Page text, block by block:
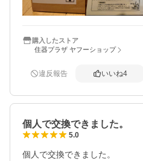
んで、慣れかもしれませんが
離してくれれば良かったのにと
ね。購入したストア
住器プラザ ヤフーショップ
違反報告 いいね4
個人で交換できました。
5.0
個人で交換できました。